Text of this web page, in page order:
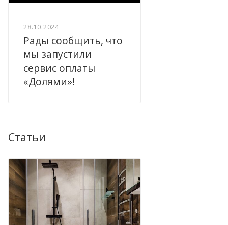
28.10.2024
Рады сообщить, что
мы запустили
сервис оплаты
«Долями»!
Статьи